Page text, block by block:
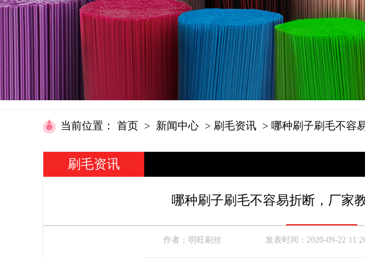
当前位置 ： 首页 > 新闻中心 > 刷毛资讯 > 哪种刷子刷毛不容
刷毛资讯
哪种刷子刷毛不容易折断，厂家
作者： 明旺刷丝 发表时间： 2020-09-22